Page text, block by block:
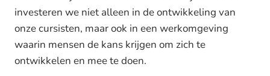
investeren we niet alleen in de ontwikkeling van
onze cursisten, maar ook in een werkomgeving
waarin mensen de kans krijgen om zich te
ontwikkelen en mee te doen.